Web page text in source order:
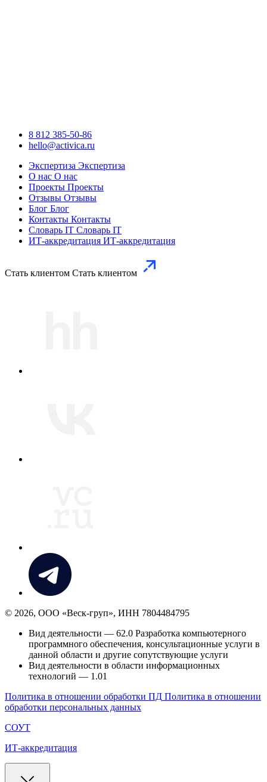
8 812 385-50-86
hello@activica.ru
Экспертиза Экспертиза
О нас О нас
Проекты Проекты
Отзывы Отзывы
Блог Блог
Контакты Контакты
Словарь IT Словарь IT
ИТ-аккредитация ИТ-аккредитация
Стать клиентом Стать клиентом
© 2026, ООО «Веск-груп», ИНН 7804484795
Вид деятельности — 62.0 Разработка компьютерного
программного обеспечения, консультационные услуги в
данной области и другие сопутствующие услуги
Вид деятельности в области информационных
технологий — 1.01
Политика в отношении обработки ПД Политика в отношении
обработки персональных данных
СОУТ
ИТ-аккредитация